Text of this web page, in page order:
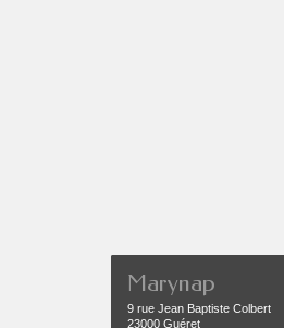
Marynap
9 rue Jean Baptiste Colbert
23000 Guéret